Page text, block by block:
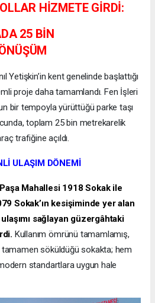
HİZMETE GİRDİ:
25 BİN
Yetişkin’in kent genelinde başlattığı
proje daha tamamlandı. Fen İşleri
bir tempoyla yürüttüğü parke taşı
toplam 25 bin metrekarelik
trafiğine açıldı.
ULAŞIM DÖNEMİ
Mahallesi 1918 Sokak ile
Sokak’ın kesişiminde yer alan
sağlayan güzergâhtaki
Kullanım ömrünü tamamlamış,
tamamen söküldüğü sokakta; hem
standartlara uygun hale